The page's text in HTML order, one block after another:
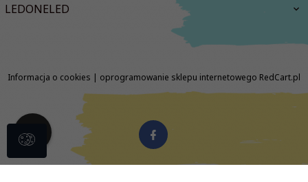
LEDONELED
biuro@ledoneled.pl
Informacja o cookies | oprogramowanie sklepu internetowego RedCart.pl